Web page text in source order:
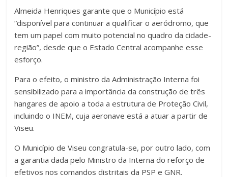
Almeida Henriques garante que o Município está
“disponível para continuar a qualificar o aeródromo, que
tem um papel com muito potencial no quadro da cidade-
região”, desde que o Estado Central acompanhe esse
esforço.
Para o efeito, o ministro da Administração Interna foi
sensibilizado para a importância da construção de três
hangares de apoio a toda a estrutura de Proteção Civil,
incluindo o INEM, cuja aeronave está a atuar a partir de
Viseu.
O Município de Viseu congratula-se, por outro lado, com
a garantia dada pelo Ministro da Interna do reforço de
efetivos nos comandos distritais da PSP e GNR.